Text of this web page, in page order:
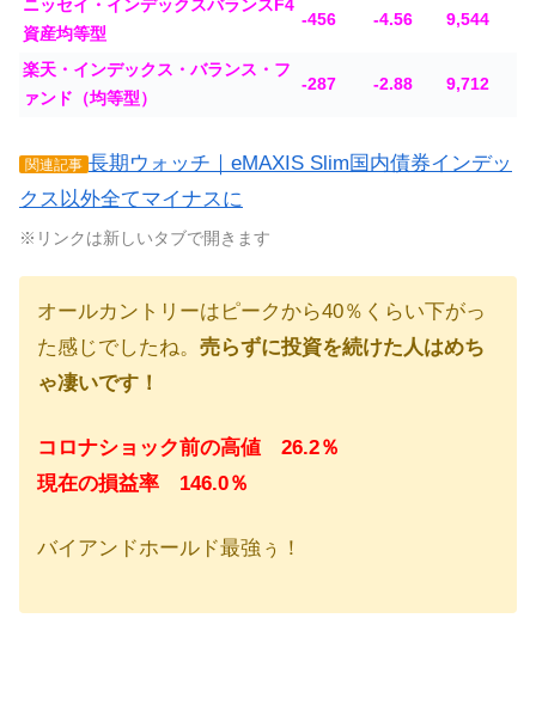
ニッセイ・インデックスバランスF4
資産均等型
-456 -4.56 9,544
楽天・インデックス・バランス・フ
ァンド（均等型）
-287 -2.88 9,712
関連記事 長期ウォッチ｜eMAXIS Slim国内債券インデッ
クス以外全てマイナスに
※リンクは新しいタブで開きます
オールカントリーはピークから40％くらい下がっ
た感じでしたね。 売らずに投資を続けた人はめち
ゃ凄いです！
コロナショック前の高値 26.2％
現在の損益率 146.0％
バイアンドホールド最強ぅ！